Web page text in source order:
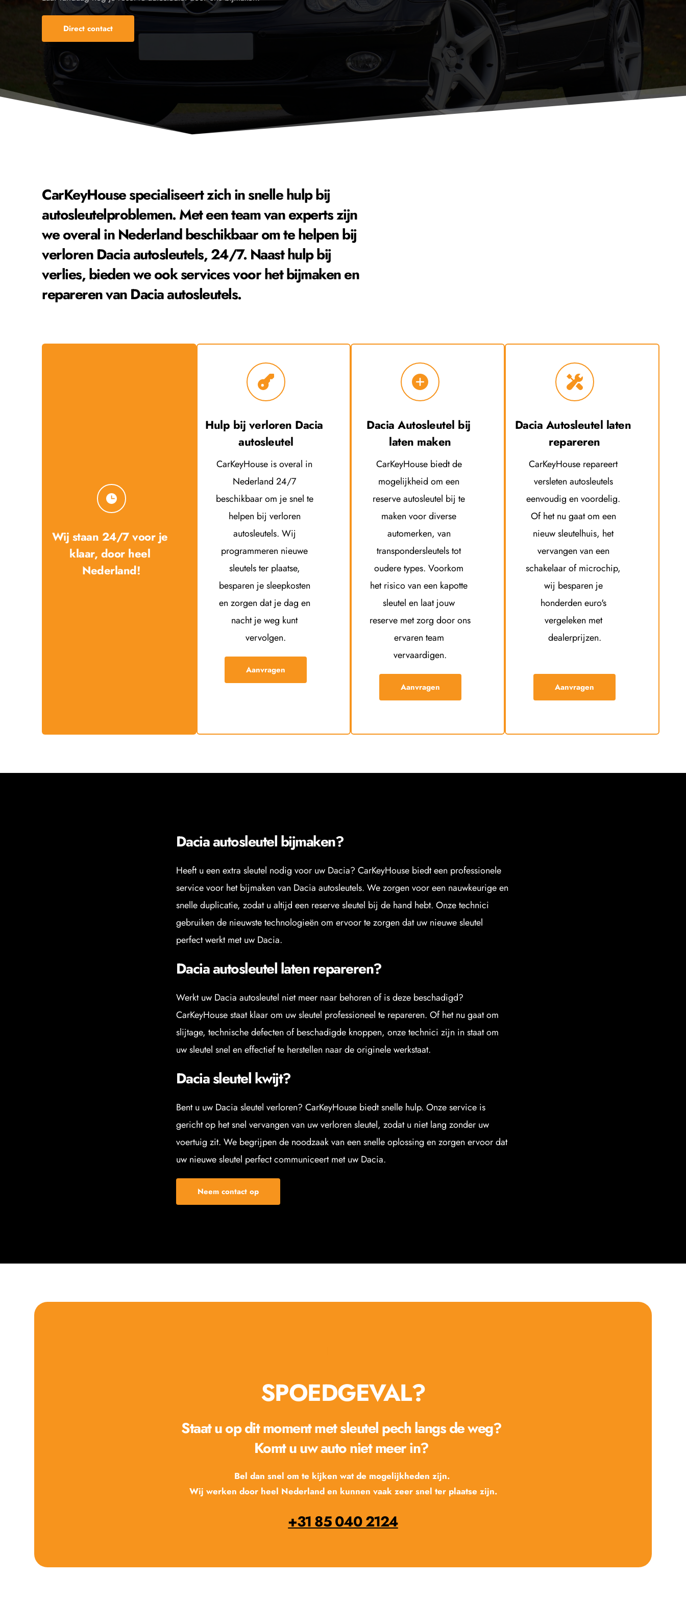
Direct contact
CarKeyHouse specialiseert zich in snelle hulp bij
autosleutelproblemen. Met een team van experts zijn
we overal in Nederland beschikbaar om te helpen bij
verloren Dacia autosleutels, 24/7. Naast hulp bij
verlies, bieden we ook services voor het bijmaken en
repareren van Dacia autosleutels.
Wij staan 24/7 voor je
klaar, door heel
Nederland!
Hulp bij verloren Dacia
autosleutel
CarKeyHouse is overal in
Nederland 24/7
beschikbaar om je snel te
helpen bij verloren
autosleutels. Wij
programmeren nieuwe
sleutels ter plaatse,
besparen je sleepkosten
en zorgen dat je dag en
nacht je weg kunt
vervolgen.
Aanvragen
Dacia Autosleutel bij
laten maken
CarKeyHouse biedt de
mogelijkheid om een
reserve autosleutel bij te
maken voor diverse
automerken, van
transpondersleutels tot
oudere types. Voorkom
het risico van een kapotte
sleutel en laat jouw
reserve met zorg door ons
ervaren team
vervaardigen.
Aanvragen
Dacia Autosleutel laten
repareren
CarKeyHouse repareert
versleten autosleutels
eenvoudig en voordelig.
Of het nu gaat om een
nieuw sleutelhuis, het
vervangen van een
schakelaar of microchip,
wij besparen je
honderden euro's
vergeleken met
dealerprijzen.
Aanvragen
Dacia autosleutel bijmaken?
Heeft u een extra sleutel nodig voor uw Dacia? CarKeyHouse biedt een professionele
service voor het bijmaken van Dacia autosleutels. We zorgen voor een nauwkeurige en
snelle duplicatie, zodat u altijd een reserve sleutel bij de hand hebt. Onze technici
gebruiken de nieuwste technologieën om ervoor te zorgen dat uw nieuwe sleutel
perfect werkt met uw Dacia.
Dacia autosleutel laten repareren?
Werkt uw Dacia autosleutel niet meer naar behoren of is deze beschadigd?
CarKeyHouse staat klaar om uw sleutel professioneel te repareren. Of het nu gaat om
slijtage, technische defecten of beschadigde knoppen, onze technici zijn in staat om
uw sleutel snel en effectief te herstellen naar de originele werkstaat.
Dacia sleutel kwijt?
Bent u uw Dacia sleutel verloren? CarKeyHouse biedt snelle hulp. Onze service is
gericht op het snel vervangen van uw verloren sleutel, zodat u niet lang zonder uw
voertuig zit. We begrijpen de noodzaak van een snelle oplossing en zorgen ervoor dat
uw nieuwe sleutel perfect communiceert met uw Dacia.
Neem contact op
SPOEDGEVAL?
Staat u op dit moment met sleutel pech langs de weg?
Komt u uw auto niet meer in?
Bel dan snel om te kijken wat de mogelijkheden zijn.
Wij werken door heel Nederland en kunnen vaak zeer snel ter plaatse zijn.
+31 85 040 2124